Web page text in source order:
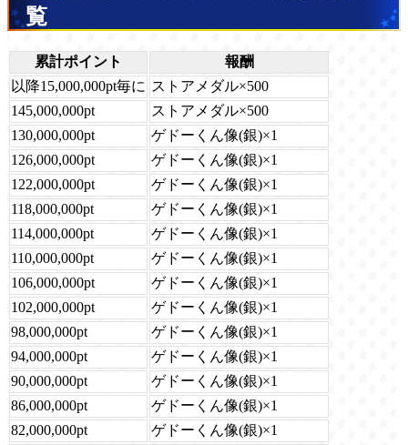
覧
累計ポイント
報酬
以降15,000,000pt毎に ストアメダル×500
145,000,000pt
ストアメダル×500
130,000,000pt
ゲドーくん像(銀)×1
126,000,000pt
ゲドーくん像(銀)×1
122,000,000pt
ゲドーくん像(銀)×1
118,000,000pt
ゲドーくん像(銀)×1
114,000,000pt
ゲドーくん像(銀)×1
110,000,000pt
ゲドーくん像(銀)×1
106,000,000pt
ゲドーくん像(銀)×1
102,000,000pt
ゲドーくん像(銀)×1
98,000,000pt
ゲドーくん像(銀)×1
94,000,000pt
ゲドーくん像(銀)×1
90,000,000pt
ゲドーくん像(銀)×1
86,000,000pt
ゲドーくん像(銀)×1
82,000,000pt
ゲドーくん像(銀)×1